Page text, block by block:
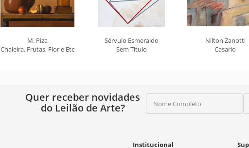
M. Piza
Chaleira, Frutas, Flor e Etc
Sérvulo Esmeraldo
Sem Título
Nilton Zanotti
Casario
Quer receber novidades
do Leilão de Arte?
Nome Completo
Institucional